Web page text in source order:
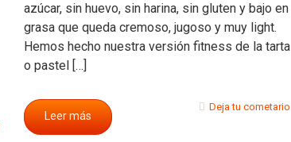
azúcar, sin huevo, sin harina, sin gluten y bajo en
grasa que queda cremoso, jugoso y muy light.
Hemos hecho nuestra versión fitness de la tarta
o pastel […]
Leer más
Deja tu cometario